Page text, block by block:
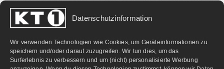
Datenschutzinformation
Wir verwenden Technologien wie Cookies, um Geräteinformationen zu
speichern und/oder darauf zuzugreifen. Wir tun dies, um das
Surferlebnis zu verbessern und um (nicht) personalisierte Werbung
PARTNERLINKS: